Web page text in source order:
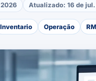
Atualizado: 16 de
Inventario Operação